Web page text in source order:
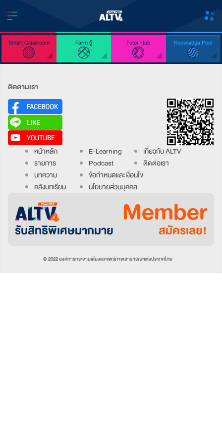
Smart Classroom Farm รู้ Tutor Hub Knowledge Pool
ติดตามเรา
หน้าหลัก
รายการ
บทความ
คลังบทเรียน
E-Learning
Podcast
ข้อกำหนดและเงื่อนไข
นโยบายส่วนบุคคล
เกี่ยวกับ ALTV
ติดต่อเรา
Member
รับสิทธิพิเศษมากมาย สมัครเลย!
© 2022 องค์การกระจายเสียงและแพร่ภาพสาธารณะแห่งประเทศไทย